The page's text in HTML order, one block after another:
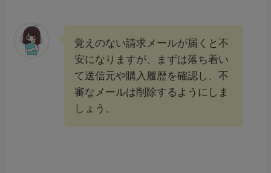
覚えのない請求メールが届くと不
安になりますが、まずは落ち着い
て送信元や購入履歴を確認し、不
審なメールは削除するようにしま
しょう。